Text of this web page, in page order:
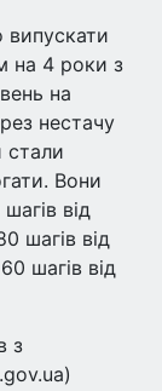
випускати
на 4 роки з
на
нестачу
стали
Вони
від
шагів від
шагів від
з